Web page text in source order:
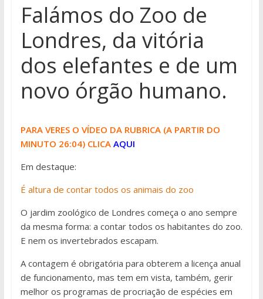
Falámos do Zoo de
Londres, da vitória
dos elefantes e de um
novo órgão humano.
PARA VERES O VÍDEO DA RUBRICA (A PARTIR DO
MINUTO 26:04) CLICA AQUI
Em destaque:
É altura de contar todos os animais do zoo
O jardim zoológico de Londres começa o ano sempre
da mesma forma: a contar todos os habitantes do zoo.
E nem os invertebrados escapam.
A contagem é obrigatória para obterem a licença anual
de funcionamento, mas tem em vista, também, gerir
melhor os programas de procriação de espécies em